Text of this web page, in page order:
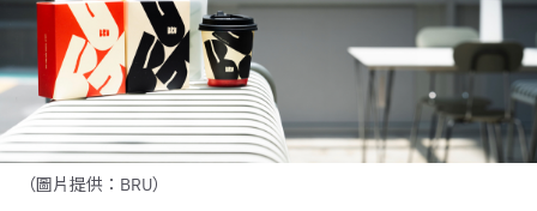
（圖片提供：BRU）